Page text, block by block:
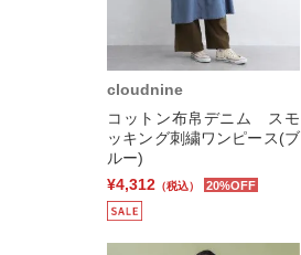
cloudnine
コットン布帛デニム スモ
ッキング刺繍ワンピース(ブ
ルー)
¥4,312 （税込） 20%OFF